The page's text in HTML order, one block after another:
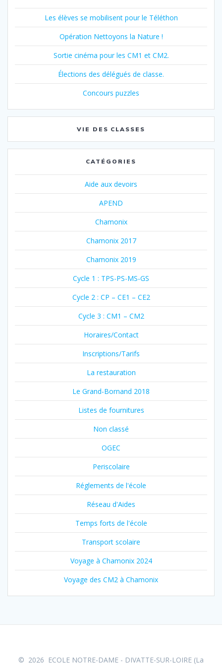
Les élèves se mobilisent pour le Téléthon
Opération Nettoyons la Nature !
Sortie cinéma pour les CM1 et CM2.
Élections des délégués de classe.
Concours puzzles
VIE DES CLASSES
CATÉGORIES
Aide aux devoirs
APEND
Chamonix
Chamonix 2017
Chamonix 2019
Cycle 1 : TPS-PS-MS-GS
Cycle 2 : CP – CE1 – CE2
Cycle 3 : CM1 – CM2
Horaires/Contact
Inscriptions/Tarifs
La restauration
Le Grand-Bornand 2018
Listes de fournitures
Non classé
OGEC
Periscolaire
Réglements de l'école
Réseau d'Aides
Temps forts de l'école
Transport scolaire
Voyage à Chamonix 2024
Voyage des CM2 à Chamonix
© 2026 ECOLE NOTRE-DAME - DIVATTE-SUR-LOIRE (La